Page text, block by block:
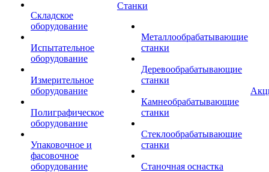
Складское
оборудование
Испытательное
оборудование
Измерительное
оборудование
Полиграфическое
оборудование
Упаковочное и
фасовочное
оборудование
Станки
Металлообрабатывающие
станки
Деревообрабатывающие
станки
Камнеобрабатывающие
станки
Стеклообрабатывающие
станки
Станочная оснастка